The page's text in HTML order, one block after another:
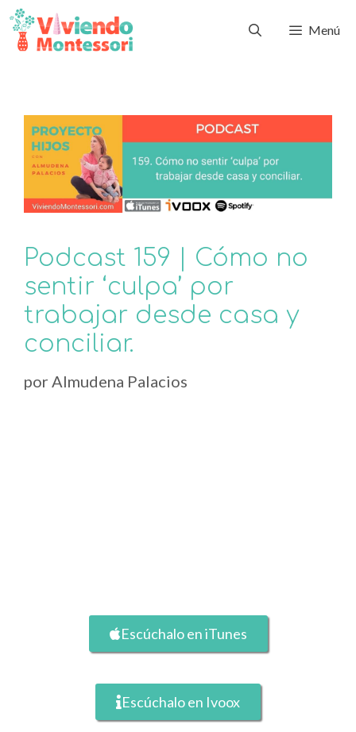
Menú
Podcast 159 | Cómo no
sentir ‘culpa’ por
trabajar desde casa y
conciliar.
por Almudena Palacios
Escúchalo en iTunes
Escúchalo en Ivoox